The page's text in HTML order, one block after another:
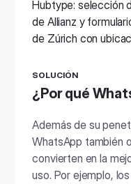
SOLUCIÓN
¿Por qué
Además de su
WhatsApp también
convierten en la
uso. Por ejemplo,